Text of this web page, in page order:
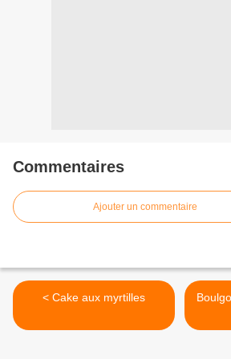
Commentaires
Ajouter un commentaire
< Cake aux myrtilles